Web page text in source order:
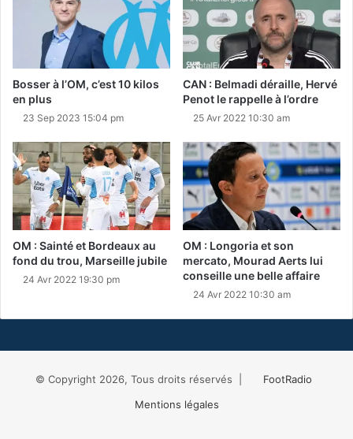
Bosser à l’OM, c’est 10 kilos
en plus
23 Sep 2023 15:04 pm
CAN : Belmadi déraille, Hervé
Penot le rappelle à l’ordre
25 Avr 2022 10:30 am
OM : Sainté et Bordeaux au
fond du trou, Marseille jubile
24 Avr 2022 19:30 pm
OM : Longoria et son
mercato, Mourad Aerts lui
conseille une belle affaire
24 Avr 2022 10:30 am
© Copyright 2026, Tous droits réservés |
FootRadio
Mentions légales